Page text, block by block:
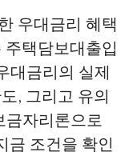
우대금리 혜택
택담보대출입
대금리의 실제
, 그리고 유의
금자리론으로
금 조건을 확인